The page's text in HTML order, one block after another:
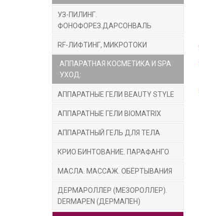
УЗ-ПИЛИНГ.
ФОНОФОРЕЗ.ДАРСОНВАЛЬ
RF-ЛИФТИНГ, МИКРОТОКИ
АППАРАТНАЯ КОСМЕТИКА И SPA
УХОД:
АППАРАТНЫЕ ГЕЛИ BEAUTY STYLE
АППАРАТНЫЕ ГЕЛИ BIOMATRIX
АППАРАТНЫЙ ГЕЛЬ ДЛЯ ТЕЛА
КРИО БИНТОВАНИЕ. ПАРАФАНГО
МАСЛА. МАССАЖ. ОБЁРТЫВАНИЯ
ДЕРМАРОЛЛЕР (МЕЗОРОЛЛЕР).
DERMAPEN (ДЕРМАПЕН)